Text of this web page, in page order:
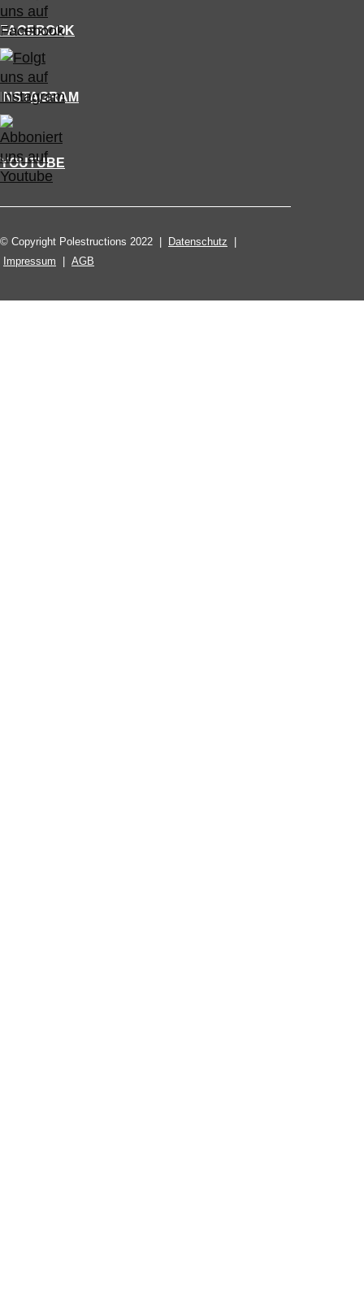
FACEBOOK
INSTAGRAM
YOUTUBE
© Copyright Polestructions 2022 | Datenschutz
Impressum
AGB